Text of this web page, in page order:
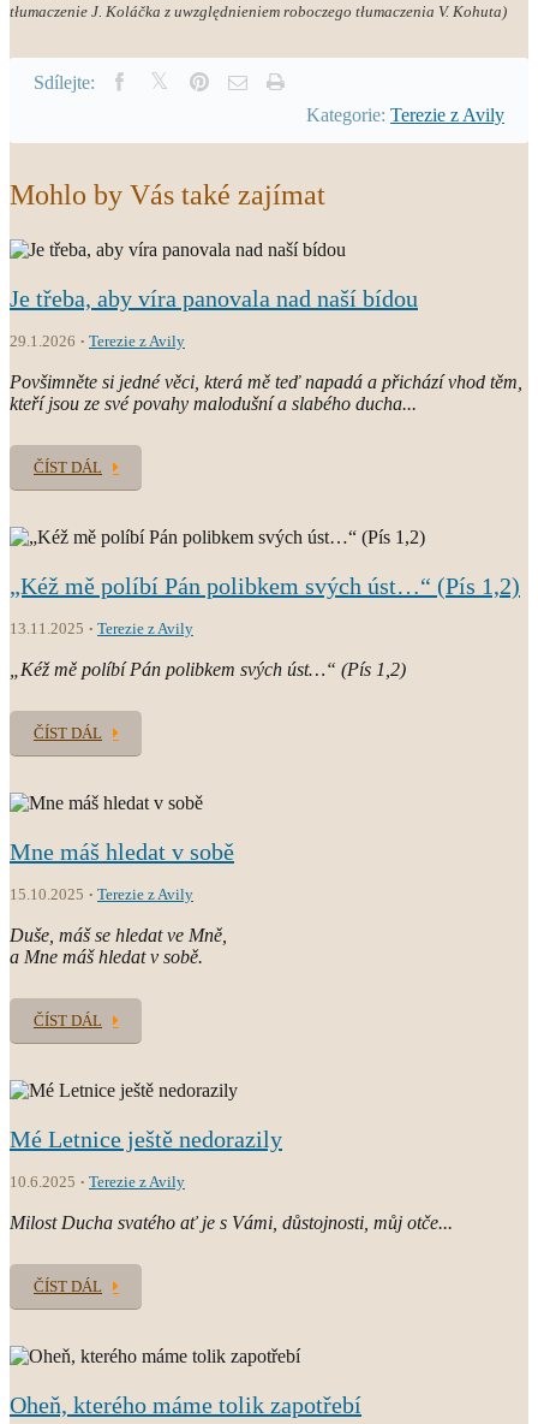
tłumaczenie J. Koláčka z uwzględnieniem roboczego tłumaczenia V. Kohuta)
Sdílejte:
Kategorie: Terezie z Avily
Mohlo by Vás také zajímat
Je třeba, aby víra panovala nad naší bídou
29.1.2026 Terezie z Avily
Povšimněte si jedné věci, která mě teď napadá a přichází vhod těm,
kteří jsou ze své povahy malodušní a slabého ducha...
ČÍST DÁL
„Kéž mě políbí Pán polibkem svých úst…“ (Pís 1,2)
13.11.2025 Terezie z Avily
„Kéž mě políbí Pán polibkem svých úst…“ (Pís 1,2)
ČÍST DÁL
Mne máš hledat v sobě
15.10.2025 Terezie z Avily
Duše, máš se hledat ve Mně,
a Mne máš hledat v sobě.
ČÍST DÁL
Mé Letnice ještě nedorazily
10.6.2025 Terezie z Avily
Milost Ducha svatého ať je s Vámi, důstojnosti, můj otče...
ČÍST DÁL
Oheň, kterého máme tolik zapotřebí